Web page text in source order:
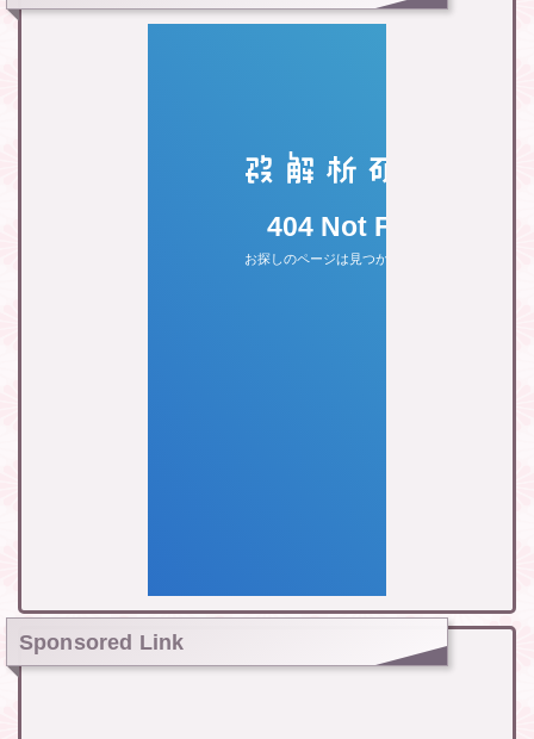
Sponsored Link